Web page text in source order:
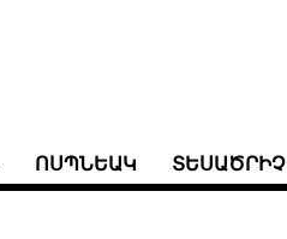
ՈՍՊՆԵԱԿ ՏԵՍԱԾՐԻՉ